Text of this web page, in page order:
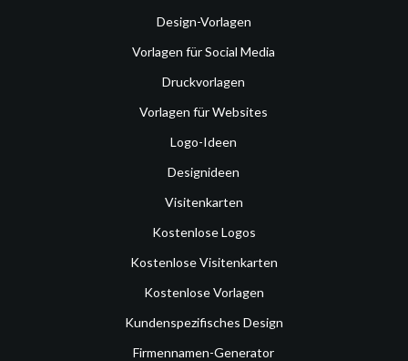
Design-Vorlagen
Vorlagen für Social Media
Druckvorlagen
Vorlagen für Websites
Logo-Ideen
Designideen
Visitenkarten
Kostenlose Logos
Kostenlose Visitenkarten
Kostenlose Vorlagen
Kundenspezifisches Design
Firmennamen-Generator